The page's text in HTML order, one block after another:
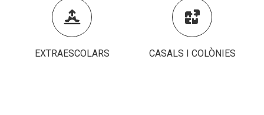

EXTRAESCOLARS

CASALS I COLÒNIES
ACTUALITAT
Butlletins